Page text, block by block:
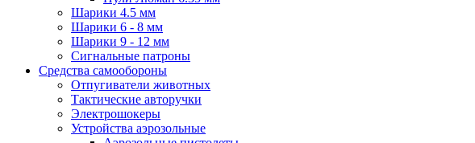
Шарики 4.5 мм
Шарики 6 - 8 мм
Шарики 9 - 12 мм
Сигнальные патроны
Средства самообороны
Отпугиватели животных
Тактические авторучки
Электрошокеры
Устройства аэрозольные